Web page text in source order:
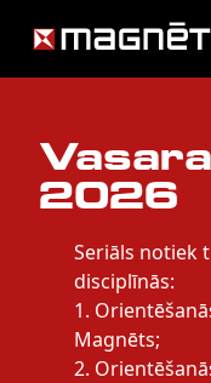
2026
Seriāls notiek
disciplīnās:
1.
Magnēts;
2.